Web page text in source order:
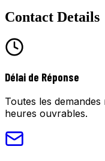
Contact Details
Délai de Réponse
Toutes les
heures ouvrables.